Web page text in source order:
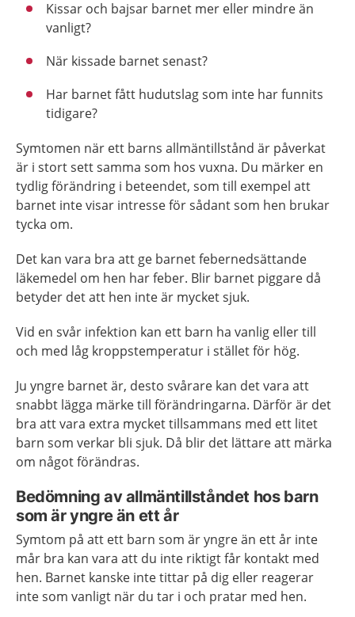
Kissar och bajsar barnet mer eller mindre än
vanligt?
När kissade barnet senast?
Har barnet fått hudutslag som inte har funnits
tidigare?
Symtomen när ett barns allmäntillstånd är påverkat
är i stort sett samma som hos vuxna. Du märker en
tydlig förändring i beteendet, som till exempel att
barnet inte visar intresse för sådant som hen brukar
tycka om.
Det kan vara bra att ge barnet febernedsättande
läkemedel om hen har feber. Blir barnet piggare då
betyder det att hen inte är mycket sjuk.
Vid en svår infektion kan ett barn ha vanlig eller till
och med låg kroppstemperatur i stället för hög.
Ju yngre barnet är, desto svårare kan det vara att
snabbt lägga märke till förändringarna. Därför är det
bra att vara extra mycket tillsammans med ett litet
barn som verkar bli sjuk. Då blir det lättare att märka
om något förändras.
Bedömning av allmäntillståndet hos barn
som är yngre än ett år
Symtom på att ett barn som är yngre än ett år inte
mår bra kan vara att du inte riktigt får kontakt med
hen. Barnet kanske inte tittar på dig eller reagerar
inte som vanligt när du tar i och pratar med hen.